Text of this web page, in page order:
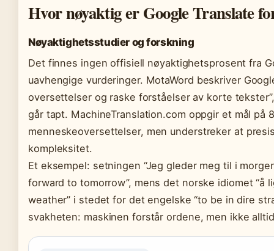
Hvor nøyaktig er Google Translate
Nøyaktighetsstudier og forskning
Det finnes ingen offisiell nøyaktighetsprosent fra
uavhengige vurderinger. MotaWord beskriver
oversettelser og raske forståelser av korte
går tapt. MachineTranslation.com oppgir et mål på
menneskeoversettelser, men understreker at
kompleksitet.
Et eksempel: setningen “Jeg gleder meg til i
forward to tomorrow”, mens det norske idiomet “å
weather” i stedet for det engelske “to be in dire
svakheten: maskinen forstår ordene, men ikke